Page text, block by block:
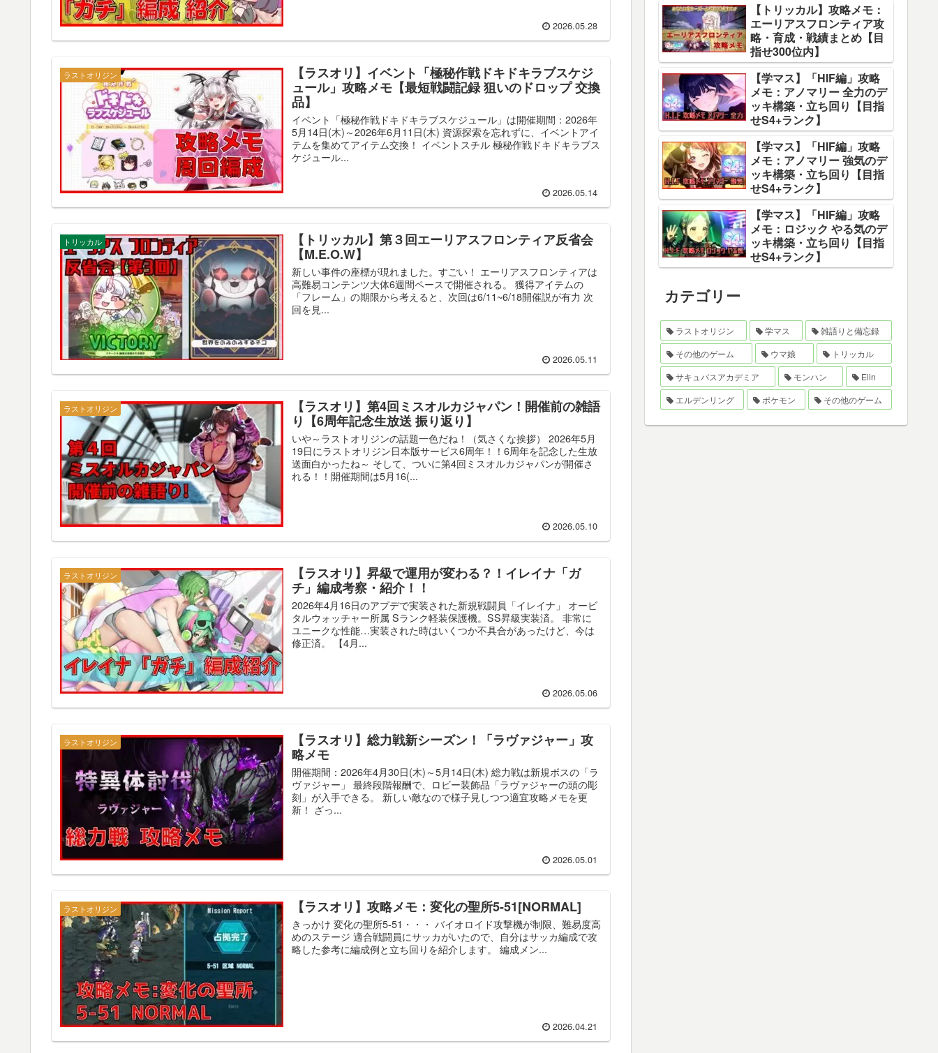
2026.05.28
ラストオリジン
【ラスオリ】イベント「極秘作戦ドキドキラブスケジ
ュール」攻略メモ【最短戦闘記録 狙いのドロップ 交換
品】
イベント「極秘作戦ドキドキラブスケジュール」は開催期間：2026年
5月14日(木)～2026年6月11日(木) 資源探索を忘れずに、イベントアイ
テムを集めてアイテム交換！ イベントスチル 極秘作戦ドキドキラブス
ケジュール...
2026.05.14
トリッカル
【トリッカル】第３回エーリアスフロンティア反省会
【M.E.O.W】
新しい事件の座標が現れました。すごい！ エーリアスフロンティアは
高難易コンテンツ大体6週間ペースで開催される。 獲得アイテムの
「フレーム」の期限から考えると、次回は6/11~6/18開催説が有力 次
回を見...
2026.05.11
ラストオリジン
【ラスオリ】第4回ミスオルカジャパン！開催前の雑語
り【6周年記念生放送 振り返り】
いや～ラストオリジンの話題一色だね！（気さくな挨拶） 2026年5月
19日にラストオリジン日本版サービス6周年！！6周年を記念した生放
送面白かったね～ そして、ついに第4回ミスオルカジャパンが開催さ
れる！！開催期間は5月16(...
2026.05.10
ラストオリジン
【ラスオリ】昇級で運用が変わる？！イレイナ「ガ
チ」編成考察・紹介！！
2026年4月16日のアプデで実装された新規戦闘員「イレイナ」 オービ
タルウォッチャー所属 Sランク軽装保護機。SS昇級実装済。 非常に
ユニークな性能…実装された時はいくつか不具合があったけど、今は
修正済。 【4月...
2026.05.06
ラストオリジン
【ラスオリ】総力戦新シーズン！「ラヴァジャー」攻
略メモ
開催期間：2026年4月30日(木)～5月14日(木) 総力戦は新規ボスの「ラ
ヴァジャー」 最終段階報酬で、ロビー装飾品「ラヴァジャーの頭の彫
刻」が入手できる。 新しい敵なので様子見しつつ適宜攻略メモを更
新！ ざっ...
2026.05.01
ラストオリジン 【ラスオリ】攻略メモ：変化の聖所5-51[NORMAL]
きっかけ 変化の聖所5-51・・・ バイオロイド攻撃機が制限、難易度高
めのステージ 適合戦闘員にサッカがいたので、自分はサッカ編成で攻
略した参考に編成例と立ち回りを紹介します。 編成メン...
2026.04.21
【トリッカル】攻略メモ：
エーリアスフロンティア攻
略・育成・戦績まとめ【目
指せ300位内】
【学マス】「HIF編」攻略
メモ：アノマリー 全力のデ
ッキ構築・立ち回り【目指
せS4+ランク】
【学マス】「HIF編」攻略
メモ：アノマリー 強気のデ
ッキ構築・立ち回り【目指
せS4+ランク】
【学マス】「HIF編」攻略
メモ：ロジック やる気のデ
ッキ構築・立ち回り【目指
せS4+ランク】
カテゴリー
ラストオリジン 学マス
雑語りと備忘録
その他のゲーム
ウマ娘
トリッカル
サキュバスアカデミア
モンハン
Elin
エルデンリング
ポケモン その他のゲーム